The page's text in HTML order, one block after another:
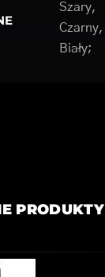
Szary,
Czarny,
Biały;
PRODUKTY